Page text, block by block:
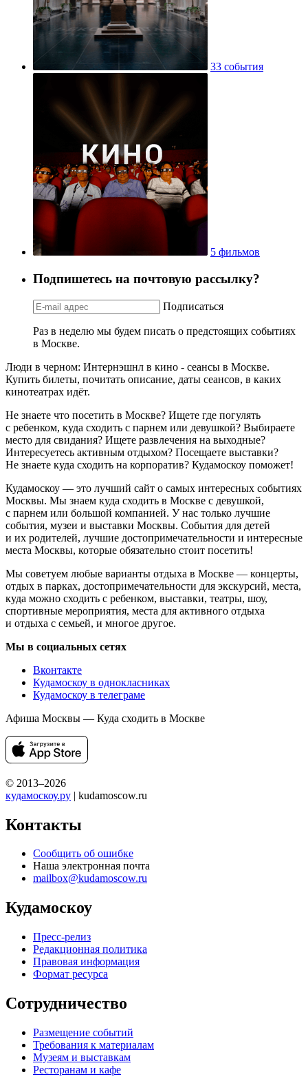
33 события
5 фильмов
Подпишетесь на почтовую рассылку?
Подписаться
Раз в неделю мы будем писать о предстоящих событиях
в Москве.
Люди в черном: Интернэшнл в кино - сеансы в Москве.
Купить билеты, почитать описание, даты сеансов, в каких
кинотеатрах идёт.
Не знаете что посетить в Москве? Ищете где погулять
с ребенком, куда сходить с парнем или девушкой? Выбираете
место для свидания? Ищете развлечения на выходные?
Интересуетесь активным отдыхом? Посещаете выставки?
Не знаете куда сходить на корпоратив? Кудамоскоу поможет!
Кудамоскоу — это лучший сайт о самых интересных событиях
Москвы. Мы знаем куда сходить в Москве с девушкой,
с парнем или большой компанией. У нас только лучшие
события, музеи и выставки Москвы. События для детей
и их родителей, лучшие достопримечательности и интересные
места Москвы, которые обязательно стоит посетить!
Мы советуем любые варианты отдыха в Москве — концерты,
отдых в парках, достопримечательности для экскурсий, места,
куда можно сходить с ребенком, выставки, театры, шоу,
спортивные мероприятия, места для активного отдыха
и отдыха с семьей, и многое другое.
Мы в социальных сетях
Вконтакте
Кудамоскоу в однокласниках
Кудамоскоу в телеграме
Афиша Москвы — Куда сходить в Москве
© 2013–2026
кудамоскоу.ру | kudamoscow.ru
Контакты
Сообщить об ошибке
Наша электронная почта
mailbox@kudamoscow.ru
Кудамоскоу
Пресс-релиз
Редакционная политика
Правовая информация
Формат ресурса
Сотрудничество
Размещение событий
Требования к материалам
Музеям и выставкам
Ресторанам и кафе